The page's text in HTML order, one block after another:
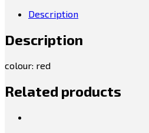
Description
Description
colour: red
Related products